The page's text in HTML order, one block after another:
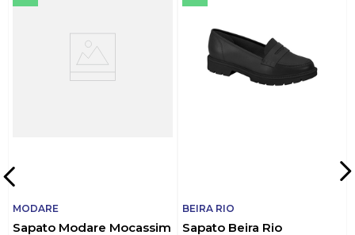
MODARE
Sapato Modare Mocassim
BEIRA RIO
Sapato Beira Rio